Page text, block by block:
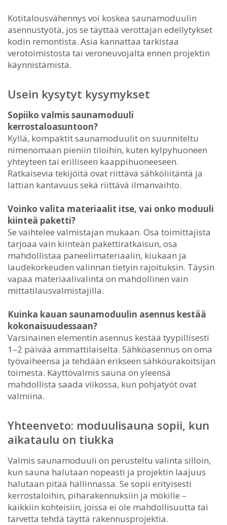
Kotitalousvähennys voi koskea saunamoduulin
asennustyötä, jos se täyttää verottajan edellytykset
kodin remontista. Asia kannattaa tarkistaa
verotoimistosta tai veroneuvojalta ennen projektin
käynnistämistä.
Usein kysytyt kysymykset
Sopiiko valmis saunamoduuli
kerrostaloasuntoon?
Kyllä, kompaktit saunamoduulit on suunniteltu
nimenomaan pieniin tiloihin, kuten kylpyhuoneen
yhteyteen tai erilliseen kaappihuoneeseen.
Ratkaisevia tekijöitä ovat riittävä sähköliitäntä ja
lattian kantavuus sekä riittävä ilmanvaihto.
Voinko valita materiaalit itse, vai onko moduuli
kiinteä paketti?
Se vaihtelee valmistajan mukaan. Osa toimittajista
tarjoaa vain kiinteän pakettiratkaisun, osa
mahdollistaa paneelimateriaalin, kiukaan ja
laudekorkeuden valinnan tietyin rajoituksin. Täysin
vapaa materiaalivalinta on mahdollinen vain
mittatilausvalmistajilla.
Kuinka kauan saunamoduulin asennus kestää
kokonaisuudessaan?
Varsinainen elementin asennus kestää tyypillisesti
1–2 päivää ammattilaiselta. Sähköasennus on oma
työvaiheensa ja tehdään erikseen sähköurakoitsijan
toimesta. Käyttövalmis sauna on yleensä
mahdollista saada viikossa, kun pohjatyöt ovat
valmiina.
Yhteenveto: moduulisauna sopii, kun
aikataulu on tiukka
Valmis saunamoduuli on perusteltu valinta silloin,
kun sauna halutaan nopeasti ja projektin laajuus
halutaan pitää hallinnassa. Se sopii erityisesti
kerrostaloihin, piharakennuksiin ja mökille –
kaikkiin kohteisiin, joissa ei ole mahdollisuutta tai
tarvetta tehdä täyttä rakennusprojektia.